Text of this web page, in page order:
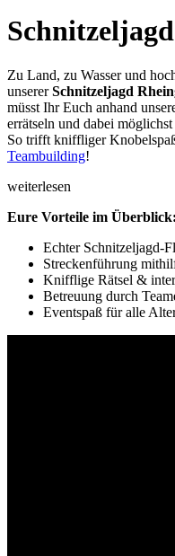
Zu Land, zu Wasser und
unsererSchnitzeljagd
müsst Ihr Euch anhand
errätseln und dabei
So trifft kniffliger
Teambuilding!
weiterlesen
Eure Vorteile im Überblick:
Echter Schnitzeljagd-
Streckenführung
Knifflige Rätsel &
Betreuung durch
Eventspaß für alle